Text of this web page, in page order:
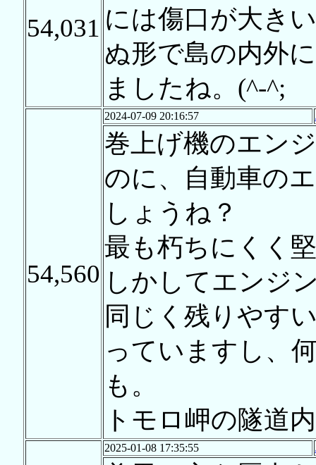
54,031 には傷口が大き
ぬ形で島の内外
ましたね。(^-^;
54,560
2024-07-09 20:16:57
巻上げ機のエン
のに、自動車の
しょうね？
最も朽ちにくく
しかしてエンジ
同じく残りやす
っていますし、
も。
トモロ岬の隧道
2025-01-08 17:35:55